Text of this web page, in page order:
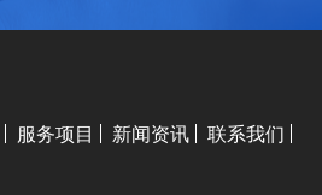
服务项目 新闻资讯
联系我们